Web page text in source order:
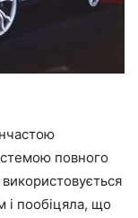
повного
і пообіцяла, що